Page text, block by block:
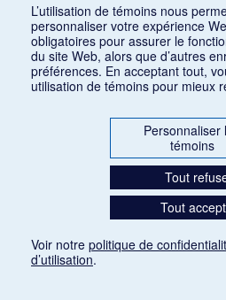
L’utilisation de témoins nous
personnaliser votre expérience
obligatoires pour assurer le
du site Web, alors que d’autres
préférences. En acceptant tout,
utilisation de témoins pour mieux
Personnaliser
témoins
Tout
Tout
Voir notre politique de
d’utilisation.